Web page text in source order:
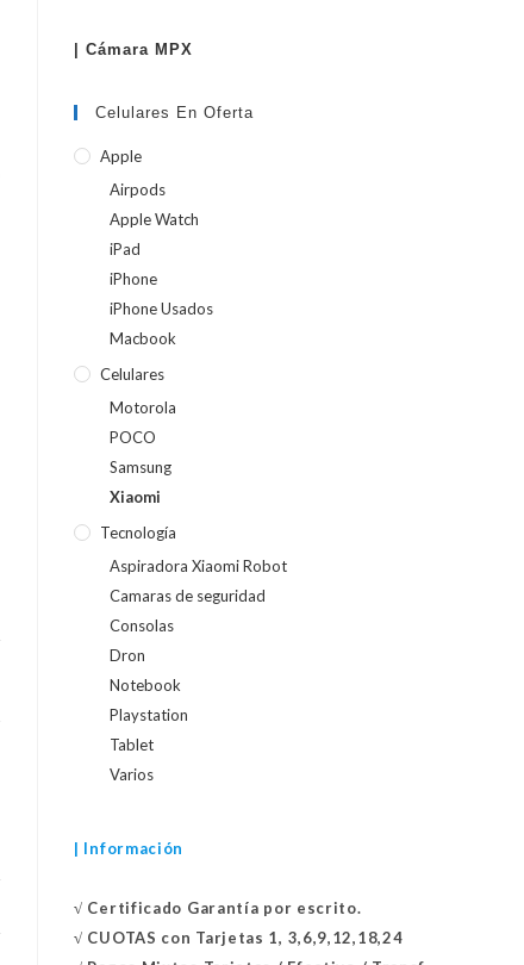
| Cámara MPX
Celulares En Oferta
Apple
Airpods
Apple Watch
iPad
iPhone
iPhone Usados
Macbook
Celulares
Motorola
POCO
Samsung
Xiaomi
Tecnología
Aspiradora Xiaomi Robot
Camaras de seguridad
Consolas
Dron
Notebook
Playstation
Tablet
Varios
| Información
√ Certificado Garantía por escrito.
√ CUOTAS con Tarjetas 1, 3,6,9,12,18,24